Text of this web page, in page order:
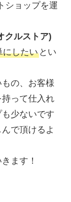
ショップを運
クルストア)
にしたいとい
の、お客様
って仕入れ
少ないです
で頂けるよ
ます！